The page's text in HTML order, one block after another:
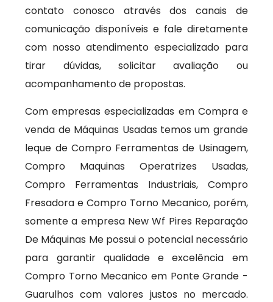
contato conosco através dos canais de
comunicação disponíveis e fale diretamente
com nosso atendimento especializado para
tirar dúvidas, solicitar avaliação ou
acompanhamento de propostas.
Com empresas especializadas em Compra e
venda de Máquinas Usadas temos um grande
leque de Compro Ferramentas de Usinagem,
Compro Maquinas Operatrizes Usadas,
Compro Ferramentas Industriais, Compro
Fresadora e Compro Torno Mecanico, porém,
somente a empresa New Wf Pires Reparação
De Máquinas Me possui o potencial necessário
para garantir qualidade e excelência em
Compro Torno Mecanico em Ponte Grande -
Guarulhos com valores justos no mercado.